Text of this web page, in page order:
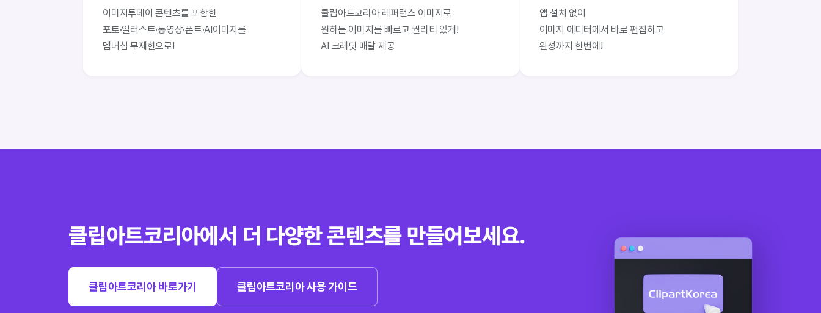
이미지투데이 콘텐츠를 포함한
포토·일러스트·동영상·폰트·AI이미지를
멤버십 무제한으로!
클립아트코리아 레퍼런스 이미지로
원하는 이미지를 빠르고 퀄리티 있게!
AI 크레딧 매달 제공
앱 설치 없이
이미지 에디터에서 바로 편집하고
완성까지 한번에!
클립아트코리아에서 더 다양한 콘텐츠를 만들어보세요.
클립아트코리아 바로가기 클립아트코리아 사용 가이드